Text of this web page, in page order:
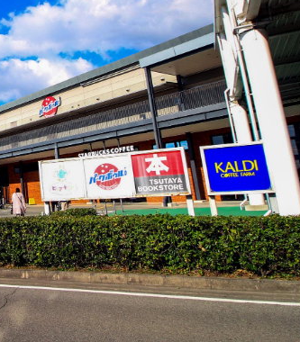
エリア特集
Travel